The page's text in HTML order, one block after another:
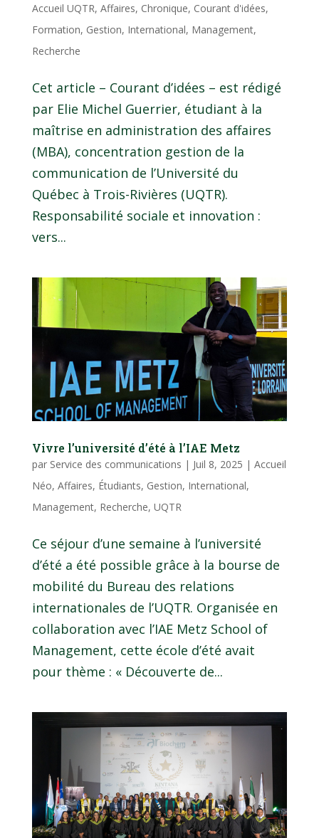
Accueil UQTR, Affaires, Chronique, Courant d'idées,
Formation, Gestion, International, Management,
Recherche
Cet article – Courant d’idées – est rédigé
par Elie Michel Guerrier, étudiant à la
maîtrise en administration des affaires
(MBA), concentration gestion de la
communication de l’Université du
Québec à Trois-Rivières (UQTR).
Responsabilité sociale et innovation :
vers...
Vivre l’université d’été à l’IAE Metz
par Service des communications | Juil 8, 2025 | Accueil
Néo, Affaires, Étudiants, Gestion, International,
Management, Recherche, UQTR
Ce séjour d’une semaine à l’université
d’été a été possible grâce à la bourse de
mobilité du Bureau des relations
internationales de l’UQTR. Organisée en
collaboration avec l’IAE Metz School of
Management, cette école d’été avait
pour thème : « Découverte de...